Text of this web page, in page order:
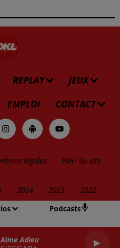
Podcasts
Aime Adieu
REPLAY
JEUX
EMPLOI CONTACT
légales Plan du site
2024 2023 2022